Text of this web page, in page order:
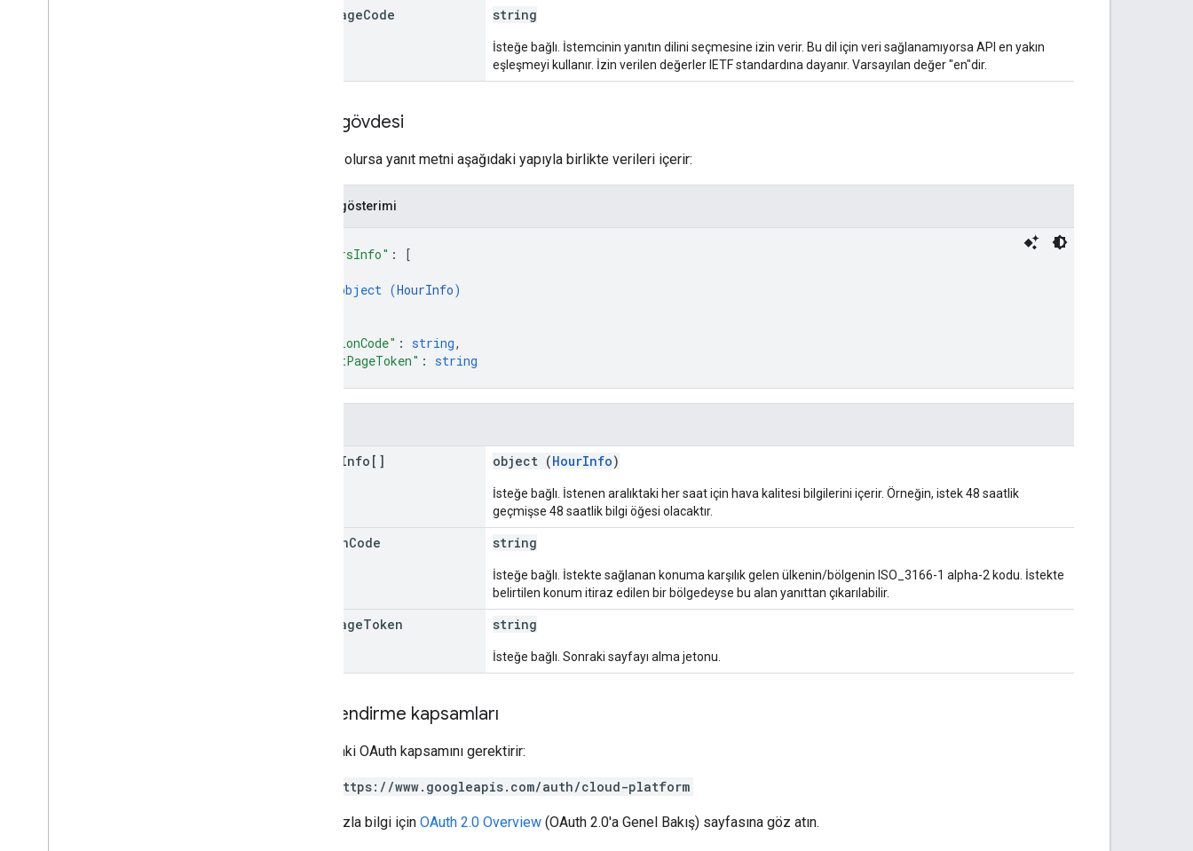
languageCode string
İsteğe bağlı. İstemcinin yanıtın dilini seçmesine izin verir. Bu dil için veri sağlanamıyorsa API en yakın
eşleşmeyi kullanır. İzin verilen değerler IETF standardına dayanır. Varsayılan değer "en"dir.
Yanıt gövdesi
Başarılı olursa yanıt metni aşağıdaki yapıyla birlikte verileri içerir:
JSON gösterimi
"hoursInfo" :
[
object (HourInfo)
"regionCode" : string,
"nextPageToken" : string
Info[] object (HourInfo)
İsteğe bağlı. İstenen aralıktaki her saat için hava kalitesi bilgilerini içerir. Örneğin, istek 48 saatlik
geçmişse 48 saatlik bilgi öğesi olacaktır.
regionCode string
İsteğe bağlı. İstekte sağlanan konuma karşılık gelen ülkenin/bölgenin ISO_3166-1 alpha-2 kodu. İstekte
belirtilen konum itiraz edilen bir bölgedeyse bu alan yanıttan çıkarılabilir.
PageToken string
İsteğe bağlı. Sonraki sayfayı alma jetonu.
Yetkilendirme kapsamları
Aşağıdaki OAuth kapsamını gerektirir:
https://www.googleapis.com/auth/cloud-platform
Daha fazla bilgi için OAuth 2.0 Overview (OAuth 2.0'a Genel Bakış) sayfasına göz atın.